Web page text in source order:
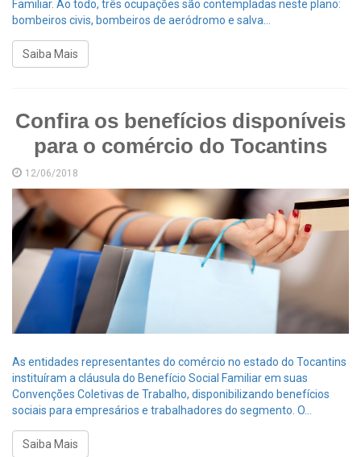
Familiar. Ao todo, três ocupações são contempladas neste plano:
bombeiros civis, bombeiros de aeródromo e salva...
Saiba Mais
Confira os benefícios disponíveis
para o comércio do Tocantins
12/06/2018
As entidades representantes do comércio no estado do Tocantins
instituíram a cláusula do Benefício Social Familiar em suas
Convenções Coletivas de Trabalho, disponibilizando benefícios
sociais para empresários e trabalhadores do segmento. O...
Saiba Mais